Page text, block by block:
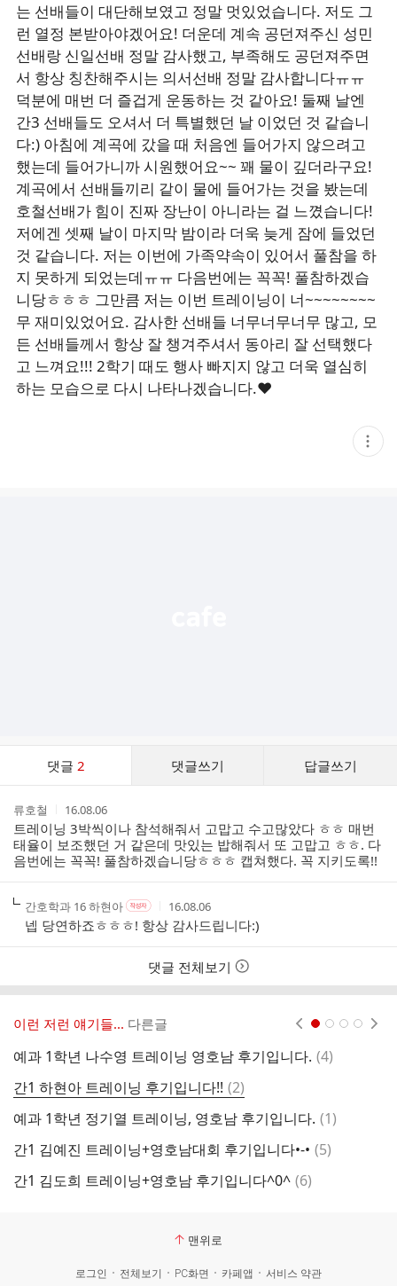
는 선배들이 대단해보였고 정말 멋있었습니다. 저도 그
런 열정 본받아야겠어요! 더운데 계속 공던져주신 성민
선배랑 신일선배 정말 감사했고, 부족해도 공던져주면
서 항상 칭찬해주시는 의서선배 정말 감사합니다ㅠㅠ
덕분에 매번 더 즐겁게 운동하는 것 같아요! 둘째 날엔
간3 선배들도 오셔서 더 특별했던 날 이었던 것 같습니
다:) 아침에 계곡에 갔을 때 처음엔 들어가지 않으려고
했는데 들어가니까 시원했어요~~ 꽤 물이 깊더라구요!
계곡에서 선배들끼리 같이 물에 들어가는 것을 봤는데
호철선배가 힘이 진짜 장난이 아니라는 걸 느꼈습니다!
저에겐 셋째 날이 마지막 밤이라 더욱 늦게 잠에 들었던
것 같습니다. 저는 이번에 가족약속이 있어서 풀참을 하
지 못하게 되었는데ㅠㅠ 다음번에는 꼭꼭! 풀참하겠습
니당ㅎㅎㅎ 그만큼 저는 이번 트레이닝이 너~~~~~~~~
무 재미있었어요. 감사한 선배들 너무너무너무 많고, 모
든 선배들께서 항상 잘 챙겨주셔서 동아리 잘 선택했다
고 느껴요!!! 2학기 때도 행사 빠지지 않고 더욱 열심히
하는 모습으로 다시 나타나겠습니다.♥
현
재
댓글 2 댓글쓰기 답글쓰기
작
성
자
류호철
작
성
시
간
16.08.06
트레이닝 3박씩이나 참석해줘서 고맙고 수고많았다 ㅎㅎ 매번
태율이 보조했던 거 같은데 맛있는 밥해줘서 또 고맙고 ㅎㅎ. 다
음번에는 꼭꼭! 풀참하겠습니당ㅎㅎㅎ 캡쳐했다. 꼭 지키도록!!
작
성
자
간호학과 16 하현아작
성
자
본
부
작
작
성
시
간
16.08.06
넵 당연하죠ㅎㅎㅎ! 항상 감사드립니다:)
댓글 전체보기
이런 저런 얘기들... 다른글
예과 1학년 나수영 트레이닝 영호남 후기입니다. 댓
(4)
간1 하현아 트레이닝 후기입니다!! 댓
글
(2)
예과 1학년 정기열 트레이닝, 영호남 후기입니다. 댓
(1)
간1 김예진 트레이닝+영호남대회 후기입니다•-• 댓
(5)
간1 김도희 트레이닝+영호남 후기입니다^0^ 댓
(6)
맨위로
로그인 전체보기 PC화면 카페앱 서비스 약관